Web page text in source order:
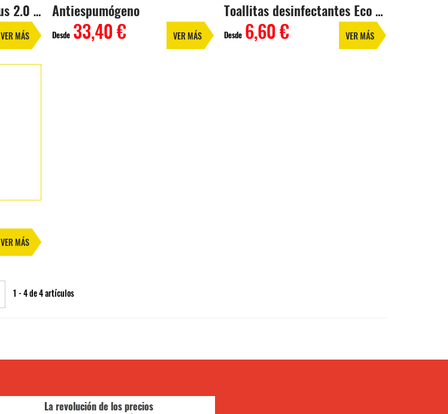
Detergente Puli-Jet Plus 2.0 (1L)
VER MÁS
Antiespumógeno
Desde 33,40 € VER MÁS
Toallitas desinfectantes Eco Jet 1
Desde 6,60 € VER MÁS
VER MÁS
1 - 4 de 4 artículos